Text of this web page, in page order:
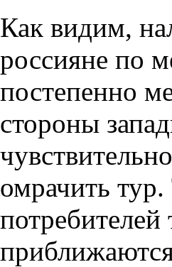
Как видим,
россияне по
постепенно
стороны
омрачить